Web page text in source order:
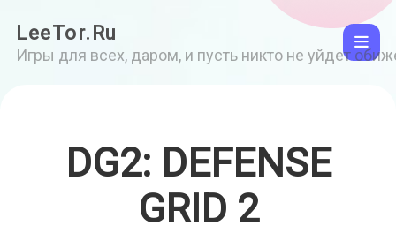
LeeTor.Ru
Игры для всех, даром, и пусть никто не уйдет
DG2: DEFENSE
GRID 2